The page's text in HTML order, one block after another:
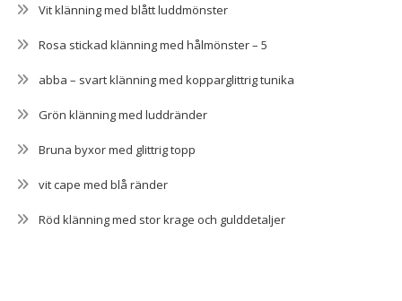
Vit klänning med blått luddmönster
Rosa stickad klänning med hålmönster – 5
abba – svart klänning med kopparglittrig tunika
Grön klänning med luddränder
Bruna byxor med glittrig topp
vit cape med blå ränder
Röd klänning med stor krage och gulddetaljer